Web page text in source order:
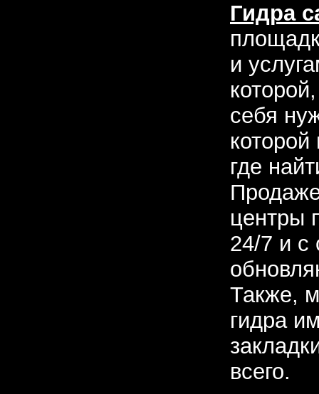
Гидра
и
себя
где
центры
24/7 и с
Также,
гидра
всего.